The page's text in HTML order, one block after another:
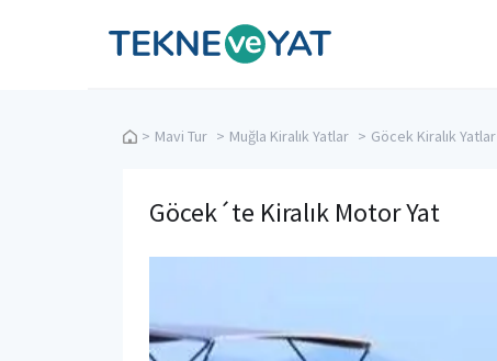
Tekne ve Yat
> Mavi Tur > Muğla Kiralık Yatlar > Göcek Kiralık Yatlar
Göcek´te Kiralık Motor Yat